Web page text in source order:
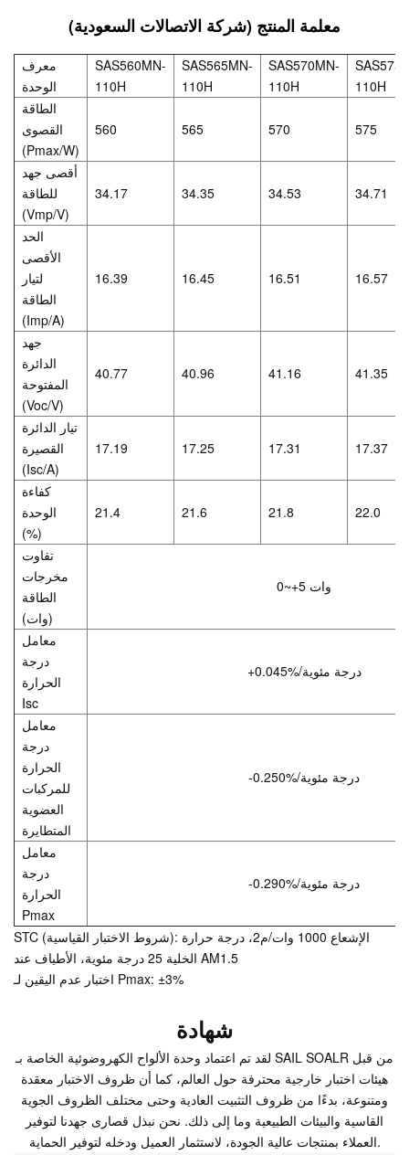
معلمة المنتج (شركة الاتصالات السعودية)
معرف
الوحدة
SAS560MN-
110H
SAS565MN-
110H
SAS570MN-
110H
110H
الطاقة
القصوى
(Pmax/W)
560 565 570 575
أقصى جهد
للطاقة
(Vmp/V)
34.17 34.35 34.53 34.71
الحد
الأقصى
لتيار
الطاقة
(Imp/A)
16.39 16.45 16.51 16.57
جهد
الدائرة
المفتوحة
(Voc/V)
40.77 40.96 41.16 41.35
تيار الدائرة
القصيرة
(Isc/A)
17.19 17.25 17.31 17.37
كفاءة
الوحدة
(%)
21.4 21.6 21.8 22.0
تفاوت
مخرجات
الطاقة
(وات)
0~+5 وات
معامل
درجة
الحرارة
Isc
+0.045%/درجة مئوية
معامل
درجة
الحرارة
للمركبات
العضوية
المتطايرة
-0.250%/درجة مئوية
معامل
درجة
الحرارة
Pmax
-0.290%/درجة مئوية
STC (شروط الاختبار القياسية): الإشعاع 1000 وات/م2، درجة حرارة
الخلية 25 درجة مئوية، الأطياف عند AM1.5
اختبار عدم اليقين لـ Pmax: ±3%
شهادة
لقد تم اعتماد وحدة الألواح الكهروضوئية الخاصة بـ SAIL SOALR من قبل
هيئات اختبار خارجية محترفة حول العالم، كما أن ظروف الاختبار معقدة
ومتنوعة، بدءًا من ظروف التثبيت العادية وحتى مختلف الظروف الجوية
القاسية والبيئات الطبيعية وما إلى ذلك. نحن نبذل قصارى جهدنا لتوفير
العملاء بمنتجات عالية الجودة، لاستثمار العميل ودخله لتوفير الحماية.